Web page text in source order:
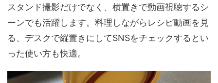
スタンド撮影だけでなく、横置きで動画視聴するシ
ーンでも活躍します。料理しながらレシピ動画を見
る、デスクで縦置きにしてSNSをチェックするとい
った使い方も快適。